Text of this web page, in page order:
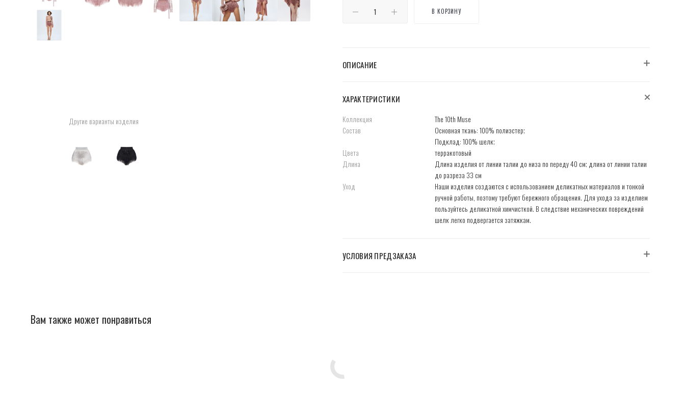
Другие варианты изделия
В КОРЗИНУ
ОПИСАНИЕ
ХАРАКТЕРИСТИКИ
Коллекция
The 10th Muse
Состав
Основная ткань: 100% полиэстер;
Подклад: 100% шелк;
Цвета
терракотовый
Длина
Длина изделия от линии талии до низа по переду 40 см; длина от линии талии
до разреза 33 см
Уход
Наши изделия создаются с использованием деликатных материалов и тонкой
ручной работы, поэтому требуют бережного обращения. Для ухода за изделием
пользуйтесь деликатной химчисткой. В следствие механических повреждений
шелк легко подвергается затяжкам.
УСЛОВИЯ ПРЕДЗАКАЗА
Вам также может понравиться